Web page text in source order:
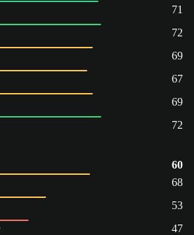
71
72
69
67
69
72
60
68
53
47